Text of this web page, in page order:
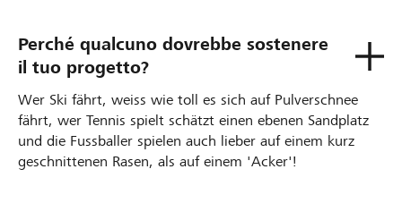
Perché qualcuno dovrebbe sostenere
il tuo progetto?
Wer Ski fährt, weiss wie toll es sich auf Pulverschnee
fährt, wer Tennis spielt schätzt einen ebenen Sandplatz
und die Fussballer spielen auch lieber auf einem kurz
geschnittenen Rasen, als auf einem 'Acker'!